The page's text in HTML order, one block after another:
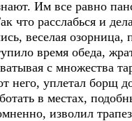
Им все равно
что расслабься и
веселая
время обеда,
с множества
него, уплетал борщ
в местах,
изволил